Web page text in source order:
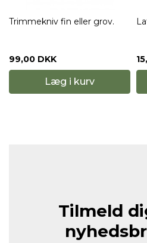
Trimmekniv fin eller grov.
99,00 DKK
Læg i kurv
Tilmeld